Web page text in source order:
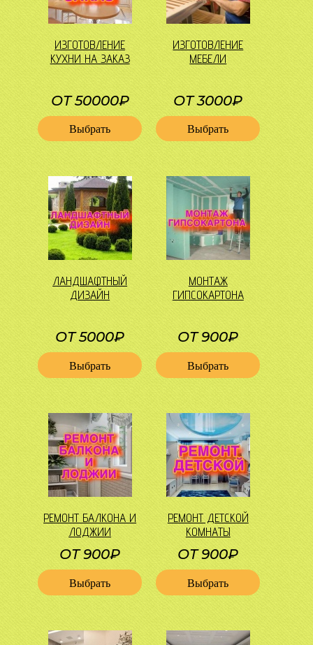
ИЗГОТОВЛЕНИЕ
КУХНИ НА ЗАКАЗ
ОТ 50000₽
Выбрать
ИЗГОТОВЛЕНИЕ
МЕБЕЛИ
ОТ 3000₽
Выбрать
ЛАНДШАФТНЫЙ
ДИЗАЙН
ОТ 5000₽
Выбрать
МОНТАЖ
ГИПСОКАРТОНА
ОТ 900₽
Выбрать
РЕМОНТ БАЛКОНА И
ЛОДЖИИ
ОТ 900₽
Выбрать
РЕМОНТ ДЕТСКОЙ
КОМНАТЫ
ОТ 900₽
Выбрать